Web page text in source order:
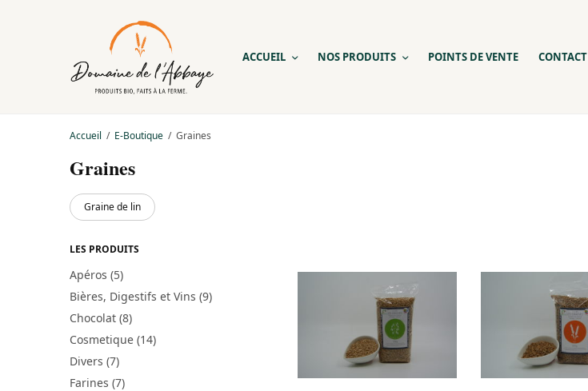
ACCUEIL NOS PRODUITS POINTS DE VENTE CONTACT
Accueil / E-Boutique / Graines
Graines
Graine de lin
LES PRODUITS
Apéros (5)
Bières, Digestifs et Vins (9)
Chocolat (8)
Cosmetique (14)
Divers (7)
Farines (7)